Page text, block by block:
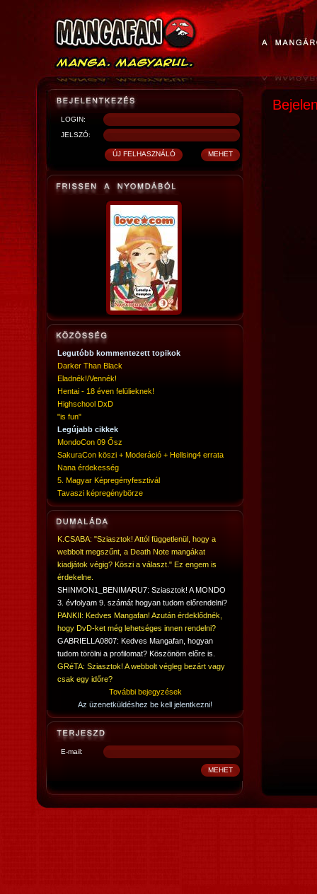
LOGIN:
JELSZÓ:
Legutóbb kommentezett topikok
Darker Than Black
Eladnék!/Vennék!
Hentai - 18 éven felülieknek!
Highschool DxD
"is fun"
Legújabb cikkek
MondoCon 09 Ősz
SakuraCon köszi + Moderáció + Hellsing4 errata
Nana érdekesség
5. Magyar Képregényfesztivál
Tavaszi képregénybörze
K.CSABA: "Sziasztok! Attól függetlenül, hogy a
webbolt megszűnt, a Death Note mangákat
kiadjátok végig? Köszi a választ." Ez engem is
érdekelne.
SHINMON1_BENIMARU7: Sziasztok! A MONDO
3. évfolyam 9. számát hogyan tudom előrendelni?
PANKII: Kedves Mangafan! Azután érdeklődnék,
hogy DvD-ket még lehetséges innen rendelni?
GABRIELLA0807: Kedves Mangafan, hogyan
tudom törölni a profilomat? Köszönöm előre is.
GRéTA: Sziasztok! A webbolt végleg bezárt vagy
csak egy időre?
További bejegyzések
Az üzenetküldéshez be kell jelentkezni!
E-mail: